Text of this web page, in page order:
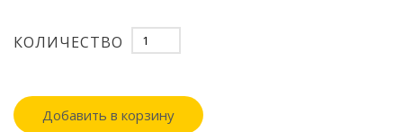
КОЛИЧЕСТВО
Добавить в корзину